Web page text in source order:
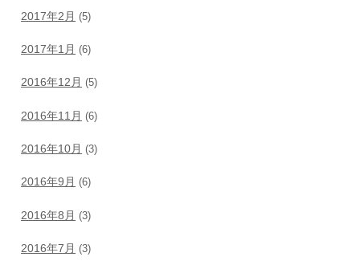
2017年2月 (5)
2017年1月 (6)
2016年12月 (5)
2016年11月 (6)
2016年10月 (3)
2016年9月 (6)
2016年8月 (3)
2016年7月 (3)